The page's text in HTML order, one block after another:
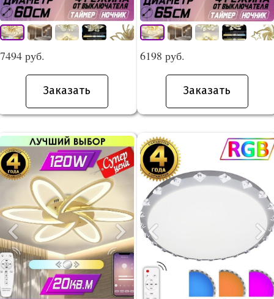
7494 руб.
Заказать
6198 руб.
Заказать